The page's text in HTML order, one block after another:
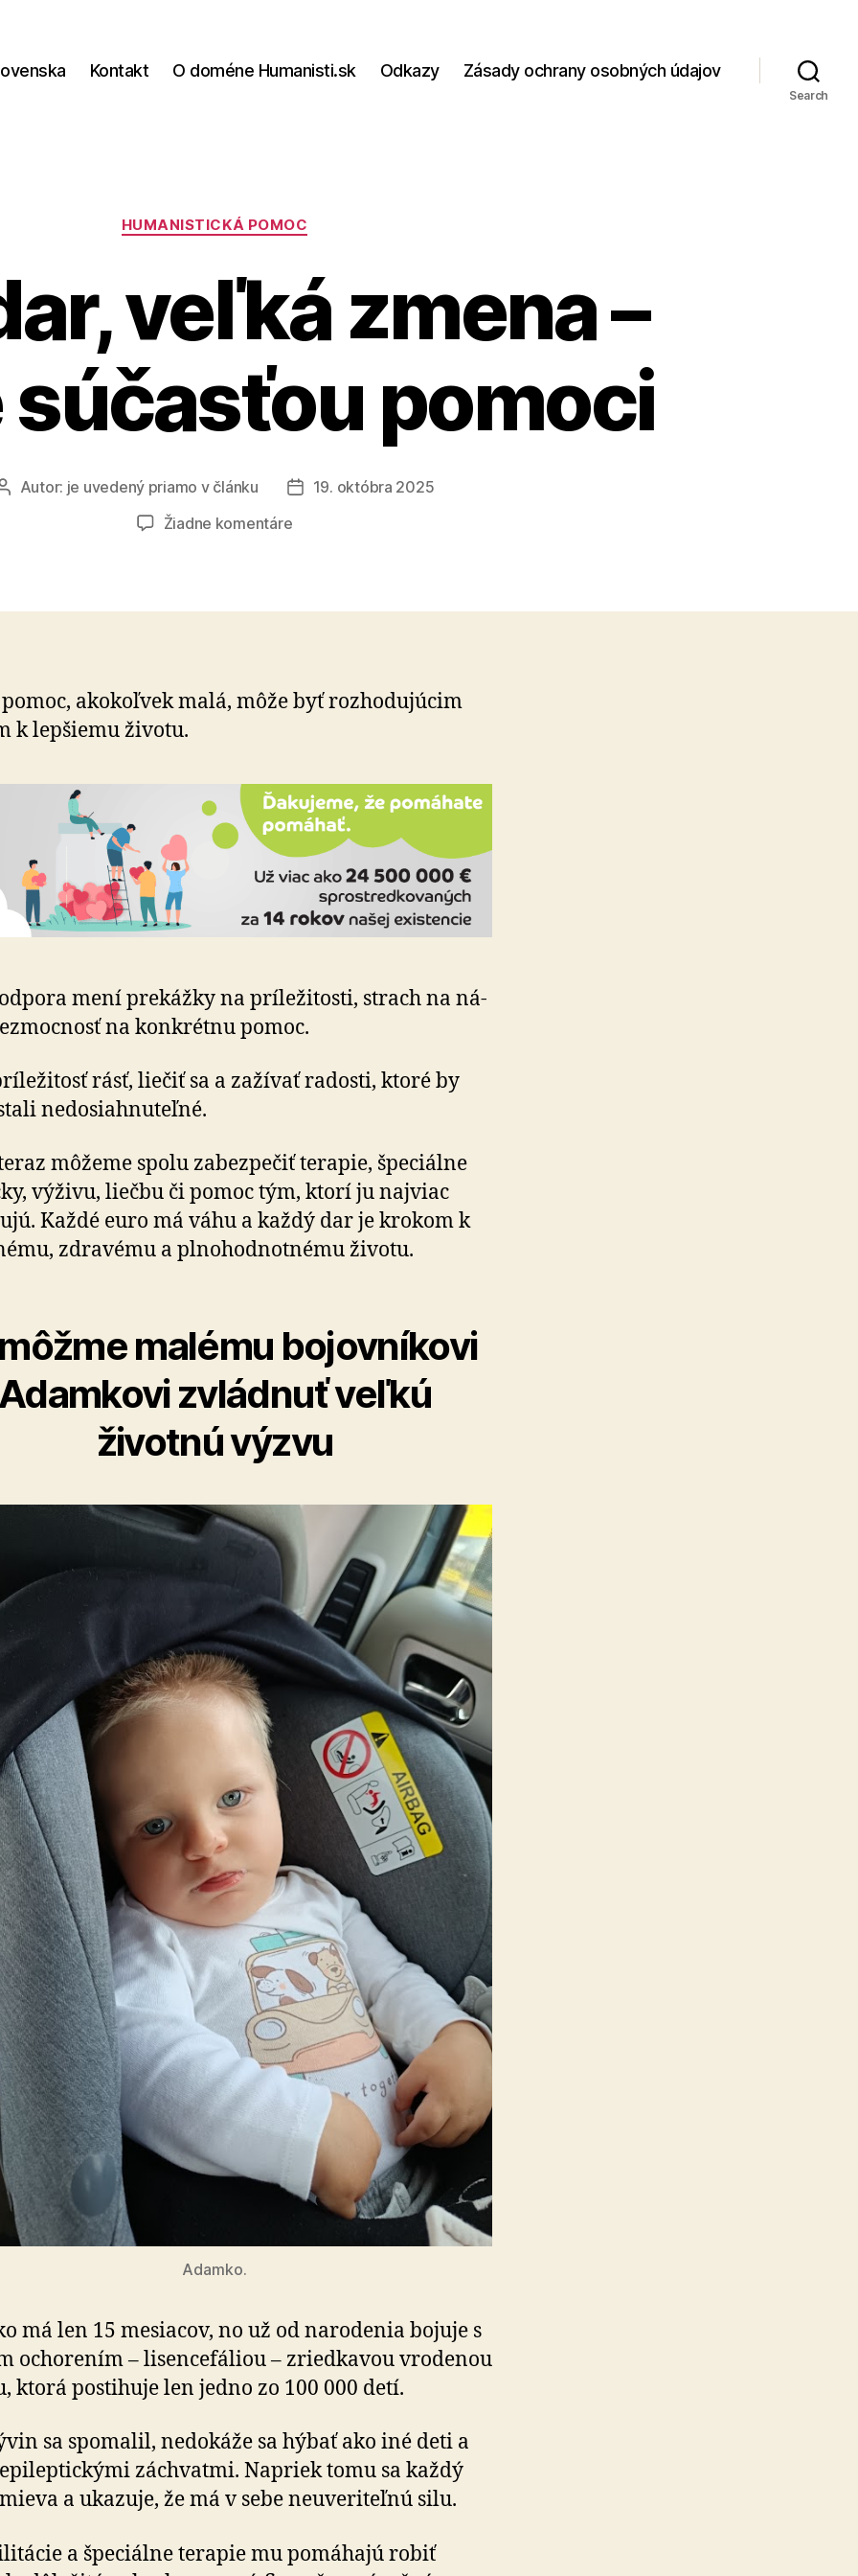
Kontakt O doméne Humanisti.sk Odkazy Zásady ochrany osobných údajov
Search
Kategórie
HUMANISTICKÁ POMOC
veľká zmena –
pomoci
AutorAutor: je uvedený priamo v článku
Dátum
19. októbra 2025
Žiadne komentárena
zmena
pomoci
akokoľvek malá, môže byť rozhodujúcim
k lepšiemu životu.
mení prekážky na príležitosti, strach na ná­
na konkrétnu pomoc.
rásť, liečiť sa a zažívať radosti, ktoré by
nedosiahnuteľné.
môžeme spolu zabezpečiť terapie, špeciálne
výživu, liečbu či pomoc tým, ktorí ju najviac
Každé euro má váhu a každý dar je krokom k
zdravému a plnohodnotnému životu.
malému bojovníkovi
zvládnuť veľkú
životnú výzvu
Adamko.
má len 15 mesiacov, no už od narodenia bojuje s
ochorením – lisencefáliou – zriedkavou vrodenou
ktorá postihuje len jedno zo 100 000 detí.
sa spomalil, nedokáže sa hýbať ako iné deti a
záchvatmi. Napriek tomu sa každý
a ukazuje, že má v sebe neuveriteľnú silu.
a špeciálne terapie mu pomáhajú robiť